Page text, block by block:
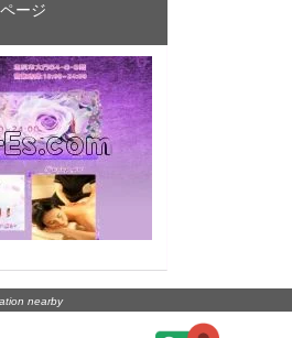
ージ
nearby